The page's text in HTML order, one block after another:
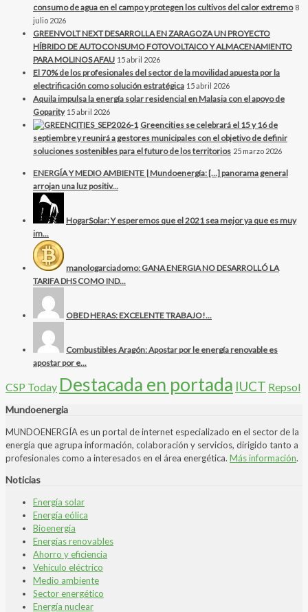
consumo de agua en el campo y protegen los cultivos del calor extremo 8
julio 2026
GREENVOLT NEXT DESARROLLA EN ZARAGOZA UN PROYECTO
HÍBRIDO DE AUTOCONSUMO FOTOVOLTAICO Y ALMACENAMIENTO
PARA MOLINOS AFAU 15 abril 2026
El 70% de los profesionales del sector de la movilidad apuesta por la
electrificación como solución estratégica 15 abril 2026
Aquila impulsa la energía solar residencial en Malasia con el apoyo de
Goparity 15 abril 2026
Greencities se celebrará el 15 y 16 de
septiembre y reunirá a gestores municipales con el objetivo de definir
soluciones sostenibles para el futuro de los territorios 25 marzo 2026
ENERGÍA Y MEDIO AMBIENTE | Mundoenergía: […] panorama general
arrojan una luz positiv...
HogarSolar: Y esperemos que el 2021 sea mejor ya que es muy
im...
manologarciadomo: GANA ENERGIA NO DESARROLLÓ LA
TARIFA DHS COMO IND...
OBED HERAS: EXCELENTE TRABAJO!...
Combustibles Aragón: Apostar por le energía renovable es
apostar por e...
CSP Today Destacada en portada IUCT Repsol
Mundoenergia
MUNDOENERGÍA es un portal de internet especializado en el sector de la
energía que agrupa información, colaboración y servicios, dirigido tanto a
profesionales como a interesados en el área energética. Más información.
Noticias
Energía solar
Energía eólica
Bioenergía
Energías renovables
Ahorro y eficiencia
Vehículo eléctrico
Medio ambiente
Sector energético
Energía nuclear